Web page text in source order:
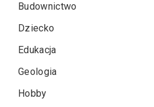
Budownictwo
Dziecko
Edukacja
Geologia
Hobby